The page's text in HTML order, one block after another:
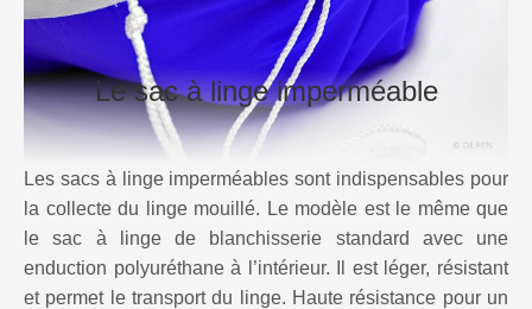
Le sac à linge imperméable
Les sacs à linge imperméables sont indispensables pour
la collecte du linge mouillé. Le modèle est le même que
le sac à linge de blanchisserie standard avec une
enduction polyuréthane à l’intérieur. Il est léger, résistant
et permet le transport du linge. Haute résistance pour un